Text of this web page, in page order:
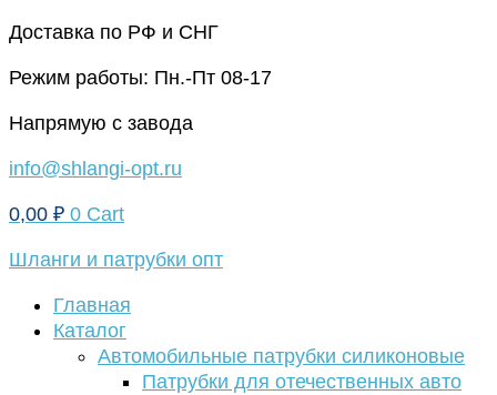
Перейти
содержимому
Доставка по РФ и СНГ
Режим работы: Пн.-Пт 08-17
Напрямую с завода
info@shlangi-opt.ru
0,00 ₽ 0 Cart
Шланги и патрубки опт
Главная
Каталог
Автомобильные патрубки силиконовые
Патрубки для отечественных авто